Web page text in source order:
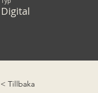
Digital
< Tillbaka